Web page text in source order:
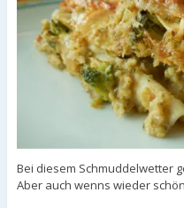
Bei diesem Schmuddelwetter
Aber auch wenns wieder